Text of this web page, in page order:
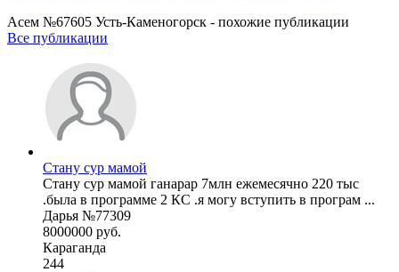
Асем №67605 Усть-Каменогорск - похожие публикации
Все публикации
Стану сур мамой
Стану сур мамой ганарар 7млн ежемесячно 220 тыс
.была в программе 2 КС .я могу вступить в програм ...
Дарья №77309
8000000 руб.
Караганда
244